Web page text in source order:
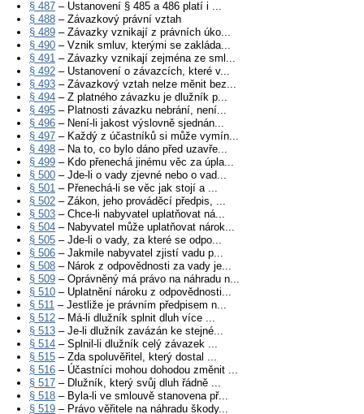
§ 487 – Ustanovení § 485 a 486 platí i ...
§ 488 – Závazkový právní vztah
§ 489 – Závazky vznikají z právních úko...
§ 490 – Vznik smluv, kterými se zakláda...
§ 491 – Závazky vznikají zejména ze sml...
§ 492 – Ustanovení o závazcích, které v...
§ 493 – Závazkový vztah nelze měnit bez...
§ 494 – Z platného závazku je dlužník p...
§ 495 – Platnosti závazku nebrání, není...
§ 496 – Není-li jakost výslovně sjednán...
§ 497 – Každý z účastníků si může vymín...
§ 498 – Na to, co bylo dáno před uzavře...
§ 499 – Kdo přenechá jinému věc za úpla...
§ 500 – Jde-li o vady zjevné nebo o vad...
§ 501 – Přenechá-li se věc jak stojí a ...
§ 502 – Zákon, jeho prováděcí předpis, ...
§ 503 – Chce-li nabyvatel uplatňovat ná...
§ 504 – Nabyvatel může uplatňovat nárok...
§ 505 – Jde-li o vady, za které se odpo...
§ 506 – Jakmile nabyvatel zjistí vadu p...
§ 508 – Nárok z odpovědnosti za vady je...
§ 509 – Oprávněný má právo na náhradu n...
§ 510 – Uplatnění nároku z odpovědnosti...
§ 511 – Jestliže je právním předpisem n...
§ 512 – Má-li dlužník splnit dluh více ...
§ 513 – Je-li dlužník zavázán ke stejné...
§ 514 – Splnil-li dlužník celý závazek ...
§ 515 – Zda spoluvěřitel, který dostal ...
§ 516 – Účastníci mohou dohodou změnit ...
§ 517 – Dlužník, který svůj dluh řádně ...
§ 518 – Byla-li ve smlouvě stanovena př...
§ 519 – Právo věřitele na náhradu škody...